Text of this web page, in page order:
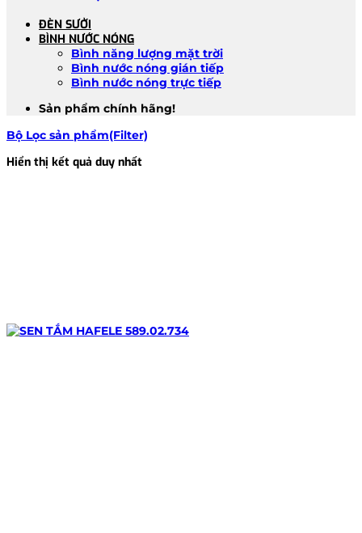
ĐÈN SƯỞI
BÌNH NƯỚC NÓNG
Bình năng lượng mặt trời
Bình nước nóng gián tiếp
Bình nước nóng trực tiếp
Sản phẩm chính hãng!
Bộ Lọc sản phẩm(Filter)
Hiển thị kết quả duy nhất